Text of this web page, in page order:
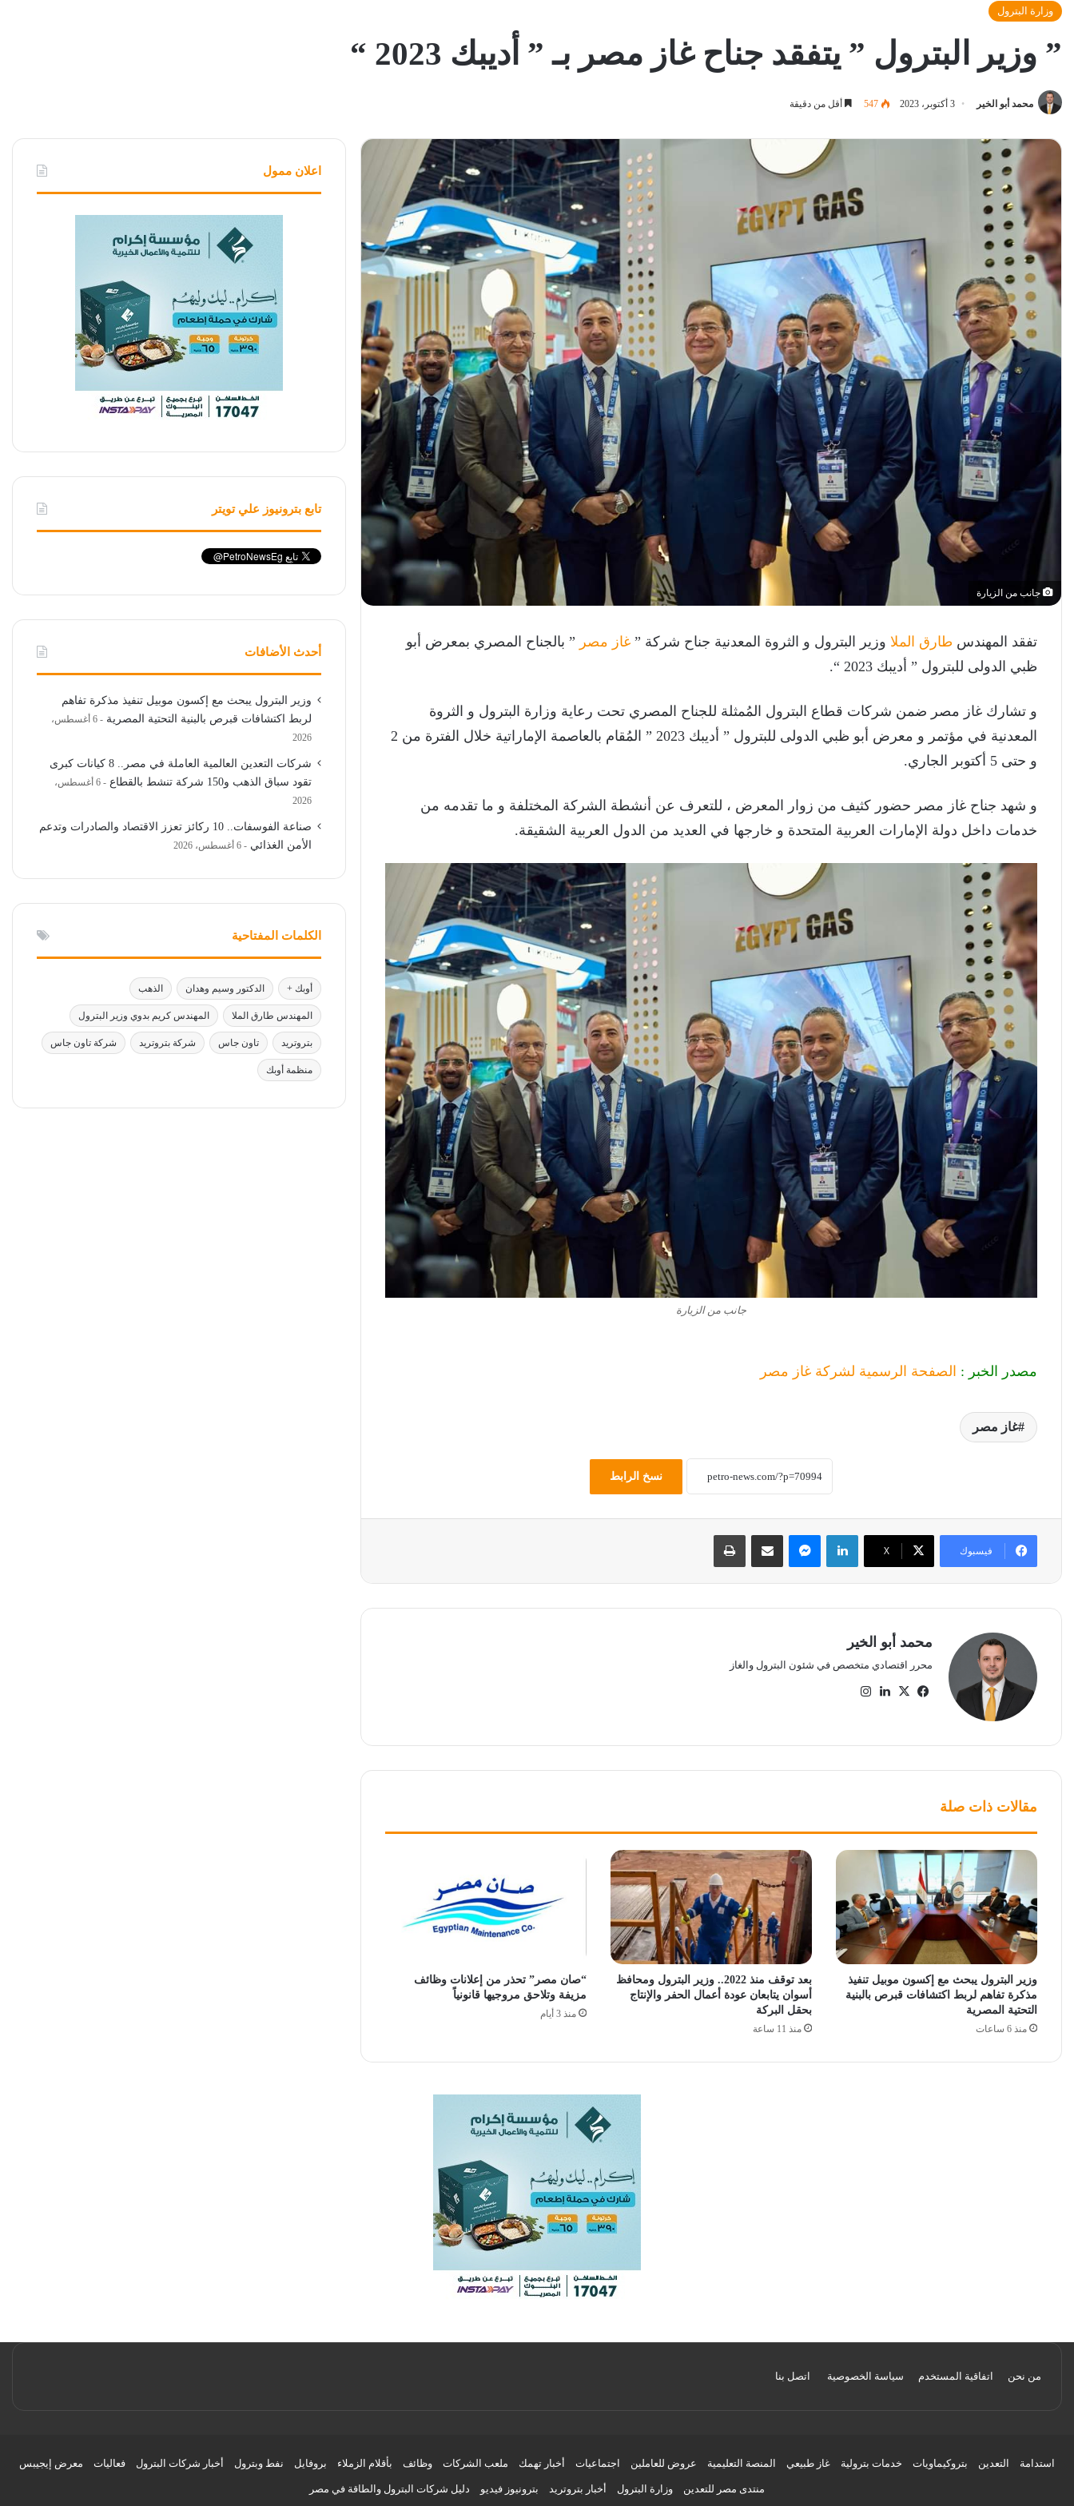
وزارة البترول
” وزير البترول ” يتفقد جناح غاز مصر بـ ” أديبك 2023 “
محمد أبو الخير 3 أكتوبر، 2023 547 أقل من دقيقة
جانب من الزيارة
تفقد المهندس طارق الملا وزير البترول و الثروة المعدنية جناح شركة ” غاز مصر ” بالجناح المصري بمعرض أبو
ظبي الدولى للبترول ” أديبك 2023 “.
و تشارك غاز مصر ضمن شركات قطاع البترول المُمثلة للجناح المصري تحت رعاية وزارة البترول و الثروة
المعدنية في مؤتمر و معرض أبو ظبي الدولى للبترول ” أديبك 2023 ” المُقام بالعاصمة الإماراتية خلال الفترة من 2
و حتى 5 أكتوبر الجاري.
و شهد جناح غاز مصر حضور كثيف من زوار المعرض ، للتعرف عن أنشطة الشركة المختلفة و ما تقدمه من
خدمات داخل دولة الإمارات العربية المتحدة و خارجها في العديد من الدول العربية الشقيقة.
جانب من الزيارة
مصدر الخبر : الصفحة الرسمية لشركة غاز مصر
غاز مصر
نسخ الرابط
فيسبوك ‫X
لينكدإن ماسنجر مشاركة عبر البريد طباعة
محمد أبو الخير
محرر اقتصادي متخصص في شئون البترول والغاز
فيسبوك
‫X لينكدإن
مقالات ذات صلة
وزير البترول يبحث مع إكسون موبيل تنفيذ
مذكرة تفاهم لربط اكتشافات قبرص بالبنية
التحتية المصرية
منذ 6 ساعات
بعد توقف منذ 2022.. وزير البترول ومحافظ
أسوان يتابعان عودة أعمال الحفر والإنتاج
بحقل البركة
منذ 11 ساعة
“صان مصر” تحذر من إعلانات وظائف
مزيفة وتلاحق مروجيها قانونياً
منذ 3 أيام
اعلان ممول
تابع بترونيوز علي تويتر
أحدث الأضافات
وزير البترول يبحث مع إكسون موبيل تنفيذ مذكرة تفاهم
لربط اكتشافات قبرص بالبنية التحتية المصرية
6 أغسطس،
2026
شركات التعدين العالمية العاملة في مصر.. 8 كيانات كبرى
تقود سباق الذهب و150 شركة تنشط بالقطاع
6 أغسطس،
2026
صناعة الفوسفات.. 10 ركائز تعزز الاقتصاد والصادرات وتدعم
الأمن الغذائي
6 أغسطس، 2026
الكلمات المفتاحية
أوبك + الدكتور وسيم وهدان الذهب
المهندس طارق الملا المهندس كريم بدوي وزير البترول
بتروتريد تاون جاس شركة بتروتريد شركة تاون جاس
منظمة أوبك
من نحن اتفاقية المستخدم سياسة الخصوصية اتصل بنا
استدامة التعدين بتروكيماويات خدمات بترولية غاز طبيعي المنصة التعليمية عروض للعاملين اجتماعيات أخبار تهمك ملعب الشركات وظائف بأقلام الزملاء بروفايل نفط وبترول أخبار شركات البترول فعاليات معرض إيجيبس
منتدى مصر للتعدين وزارة البترول أخبار بتروتريد بترونيوز فيديو دليل شركات البترول والطاقة في مصر